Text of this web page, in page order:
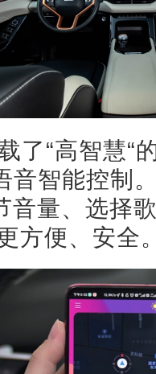
了“高智慧“
音智能控制
音量、选择
方便、安全